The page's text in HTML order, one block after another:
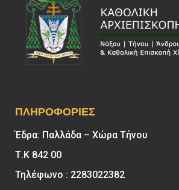
ΠΛΗΡΟΦΟΡΊΕΣ
Έδρα: Παλλάδα – Χώρα Τήνου
Τ.Κ 842 00
Τηλέφωνο : 2283022382